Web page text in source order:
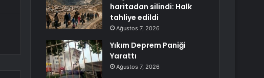
haritadan silindi: Halk
tahliye edildi
Ağustos 7, 2026
Yıkım Deprem Paniği
Yarattı
Ağustos 7, 2026